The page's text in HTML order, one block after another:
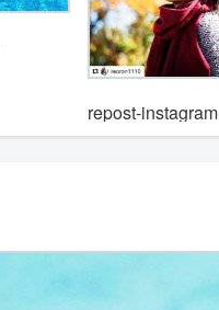
repost-instagram